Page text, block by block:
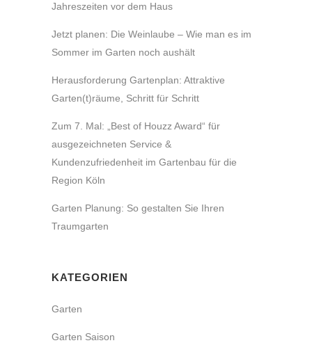
Jahreszeiten vor dem Haus
Jetzt planen: Die Weinlaube – Wie man es im
Sommer im Garten noch aushält
Herausforderung Gartenplan: Attraktive
Garten(t)räume, Schritt für Schritt
Zum 7. Mal: „Best of Houzz Award“ für
ausgezeichneten Service &
Kundenzufriedenheit im Gartenbau für die
Region Köln
Garten Planung: So gestalten Sie Ihren
Traumgarten
KATEGORIEN
Garten
Garten Saison